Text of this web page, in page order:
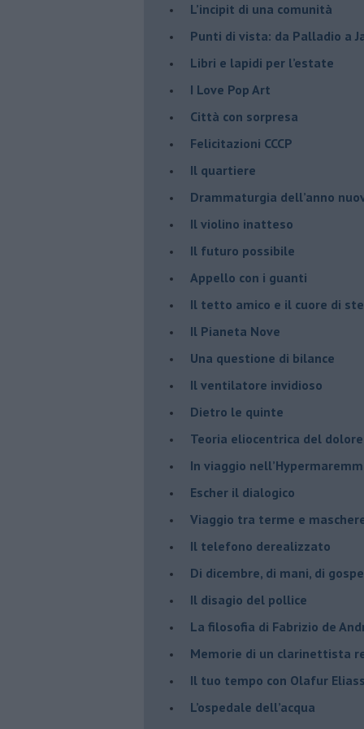
​L’incipit di una comunità
Punti di vista: da Palladio a
​Libri e lapidi per l’estate
​I Love Pop Art
Città con sorpresa
Felicitazioni CCCP
​Il quartiere
​Drammaturgia dell’anno
​Il violino inatteso
​Il futuro possibile
​Appello con i guanti
​Il tetto amico e il cuore di
​Il Pianeta Nove
​Una questione di bilance
​Il ventilatore invidioso
​Dietro le quinte
​Teoria eliocentrica del dolore
In viaggio
​Escher il dialogico
​Viaggio tra terme e
Il telefono derealizzato
​Di dicembre, di mani, di
​Il disagio del pollice
​La filosofia di Fabrizio de
Memorie di un clarinettista
​Il tuo tempo con Olafur
​L’ospedale dell’acqua